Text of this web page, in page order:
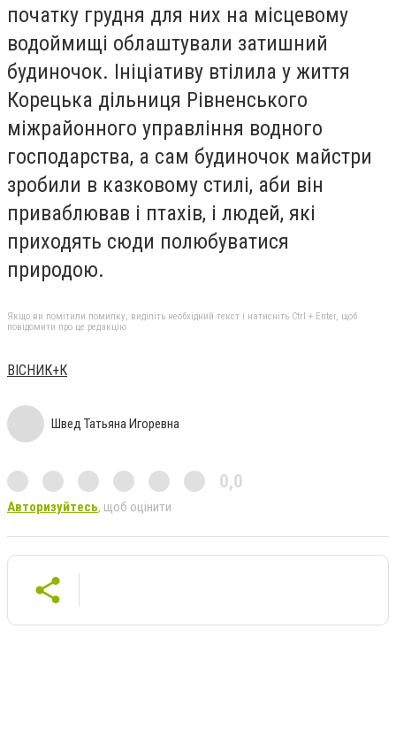
початку грудня для них на місцевому
водоймищі облаштували затишний
будиночок. Ініціативу втілила у життя
Корецька дільниця Рівненського
міжрайонного управління водного
господарства, а сам будиночок майстри
зробили в казковому стилі, аби він
приваблював і птахів, і людей, які
приходять сюди полюбуватися
природою.
Якщо ви помітили помилку, виділіть необхідний текст і натисніть Ctrl + Enter, щоб
повідомити про це редакцію
ВІСНИК+К
Швед Татьяна Игоревна
0,0
Авторизуйтесь, щоб оцінити